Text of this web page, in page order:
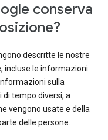
conserva
descritte le nostre
incluse le informazioni
sulla
di tempo diversi, a
vengono usate e della
delle persone.